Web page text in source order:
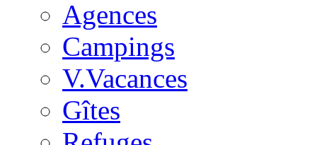
Agences
Campings
V.Vacances
Gîtes